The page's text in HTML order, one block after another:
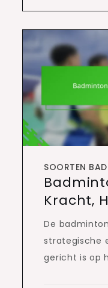
SOORTEN
Kracht,
De
strategische
gericht is op